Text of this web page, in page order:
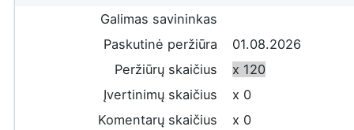
Galimas savininkas
Paskutinė peržiūra
01.08.2026
Peržiūrų skaičius
x 120
Įvertinimų skaičius
x 0
Komentarų skaičius
x 0